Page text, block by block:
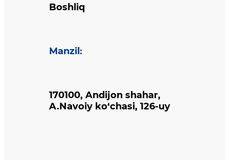
Boshliq
Manzil :
170100, Andijon shahar,
A.Navoiy ko‘chasi, 126-uy